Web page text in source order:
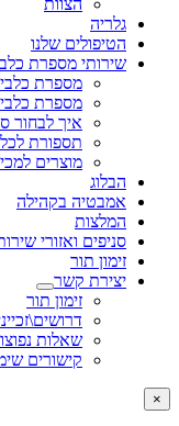
גלריה
הטיפולים שלנו
שירותי מספרת כלבים
מספרת כלבים
מספרת כלבים
איך לבחור ספר
תספורת לכלב
מוצרים למכירה
הבלוג
אמבטיה בקהילה
המלצות
סניפים ואזורי שירות
זימון תור
יצירת קשר
זימון תור
דרושים\זכיינים
שאלות נפוצות
קישורים שימושיים